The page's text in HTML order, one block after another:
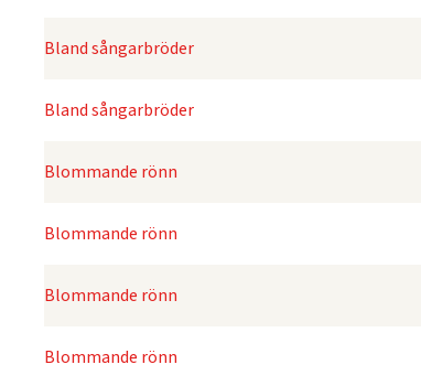
Bland sångarbröder
Bland sångarbröder
Blommande rönn
Blommande rönn
Blommande rönn
Blommande rönn